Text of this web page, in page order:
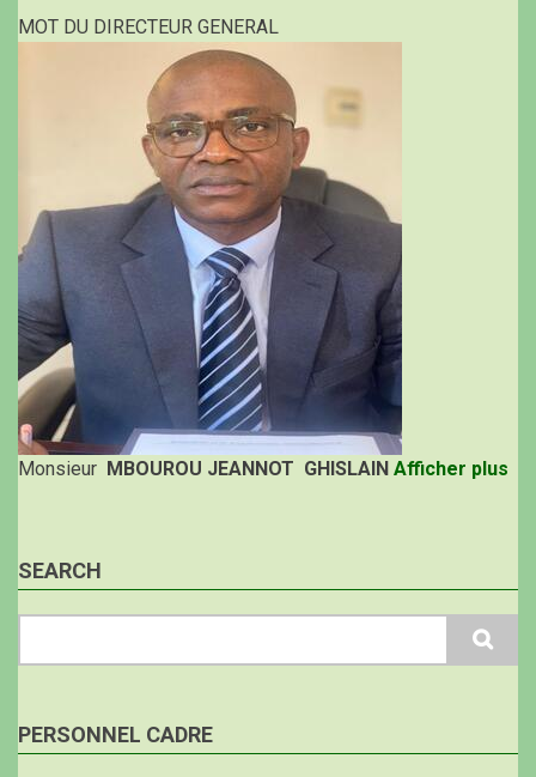
language
MOT DU DIRECTEUR GENERAL
Monsieur MBOUROU JEANNOT GHISLAIN Afficher plus
SEARCH
PERSONNEL CADRE